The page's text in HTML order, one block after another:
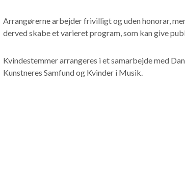
Arrangørerne arbejder frivilligt og uden honorar,
derved skabe et varieret program, som kan give
Kvindestemmer arrangeres i et samarbejde med
Kunstneres Samfund og Kvinder i Musik.